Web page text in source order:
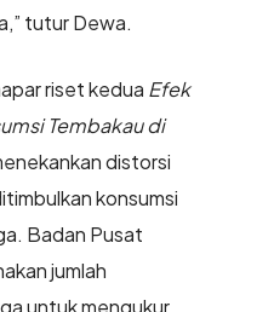
tutur Dewa.
riset kedua Efek
Tembakau di
distorsi
konsumsi
Badan Pusat
jumlah
untuk mengukur